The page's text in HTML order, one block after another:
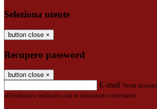
Seleziona utente
button close ×
Recupero password
button close ×
E-mail Verrà
all'indirizzo indicato con le istruzioni necessarie.